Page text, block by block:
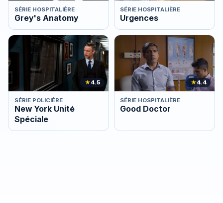
SÉRIE HOSPITALIÈRE
Grey's Anatomy
SÉRIE HOSPITALIÈRE
Urgences
★4.5
SÉRIE POLICIÈRE
New York Unité
Spéciale
★4.4
SÉRIE HOSPITALIÈRE
Good Doctor